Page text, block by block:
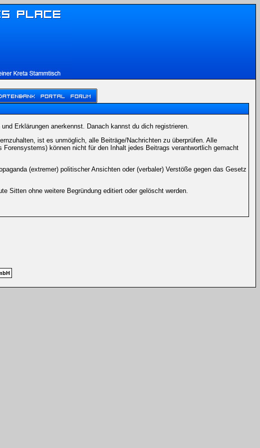
Erklärungen anerkennst. Danach kannst du dich registrieren.
ist es unmöglich, alle Beiträge/Nachrichten zu überprüfen. Alle
können nicht für den Inhalt jedes Beitrags verantwortlich gemacht
(extremer) politischer Ansichten oder (verbaler) Verstöße gegen das Gesetz
Sitten ohne weitere Begründung editiert oder gelöscht werden.